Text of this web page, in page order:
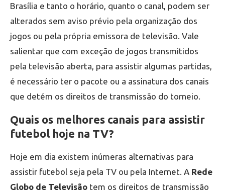
Brasília e tanto o horário, quanto o canal, podem ser
alterados sem aviso prévio pela organização dos
jogos ou pela própria emissora de televisão. Vale
salientar que com exceção de jogos transmitidos
pela televisão aberta, para assistir algumas partidas,
é necessário ter o pacote ou a assinatura dos canais
que detém os direitos de transmissão do torneio.
Quais os melhores canais para assistir
futebol hoje na TV?
Hoje em dia existem inúmeras alternativas para
assistir futebol seja pela TV ou pela Internet. A Rede
Globo de Televisão tem os direitos de transmissão